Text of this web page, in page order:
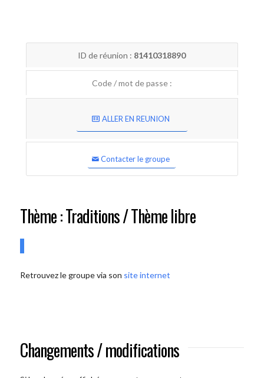
ID de réunion : 81410318890
Code / mot de passe :
ALLER EN REUNION
Contacter le groupe
Thème : Traditions / Thème libre
Retrouvez le groupe via son site internet
Changements / modifications